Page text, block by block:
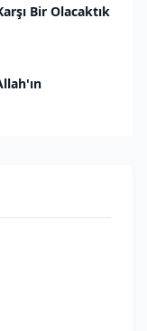
Bir Olacaktık